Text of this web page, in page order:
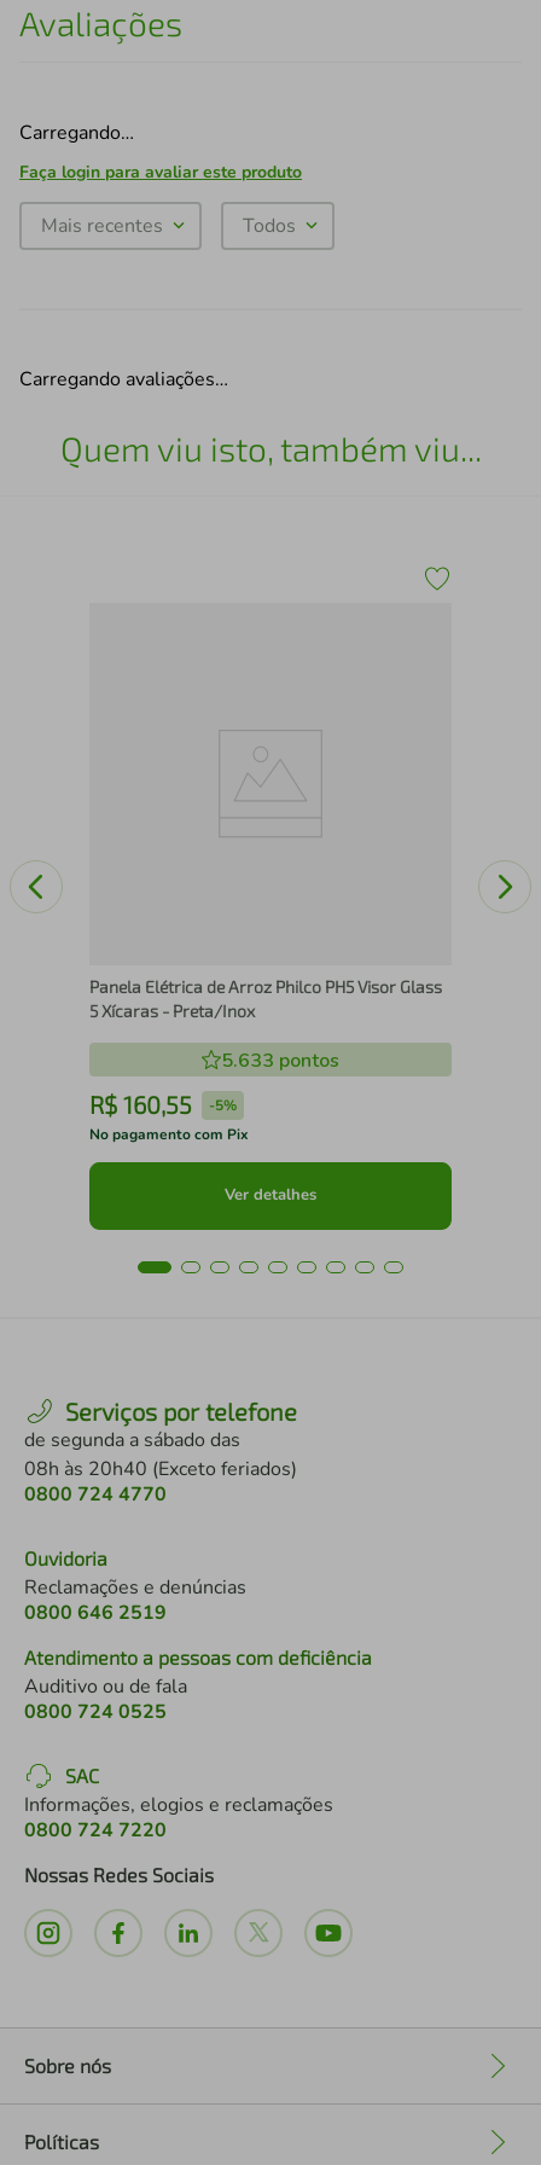
Avaliações
Carregando…
Faça login para avaliar este produto
Mais recentes Todos
Carregando avaliações…
Quem viu isto, também viu...
Panela Elétrica de Arroz Philco PH5 Visor Glass
5 Xícaras - Preta/Inox
5.633 pontos
R$ 160,55 -5%
No pagamento com Pix
Ver detalhes
Serviços por telefone
de segunda a sábado das
08h às 20h40 (Exceto feriados)
0800 724 4770
Ouvidoria
Reclamações e denúncias
0800 646 2519
Atendimento a pessoas com deficiência
Auditivo ou de fala
0800 724 0525
SAC
Informações, elogios e reclamações
0800 724 7220
Nossas Redes Sociais
Sobre nós
Políticas